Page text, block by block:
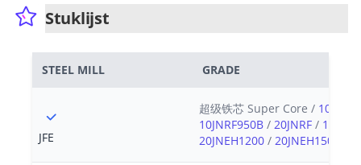
Stuklijst
STEEL MILL GRADE
JFE
超级铁芯 Super Core /
10JNRF950B / 20JNRF /
20JNEH1200 / 20JNEH1500